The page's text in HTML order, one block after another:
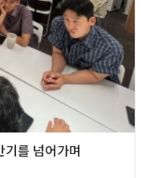
를 넘어가며